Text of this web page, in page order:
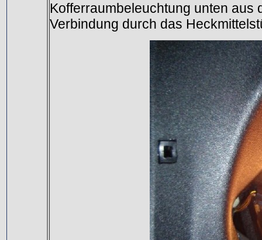
Kofferraumbeleuchtung unten aus
Verbindung durch das